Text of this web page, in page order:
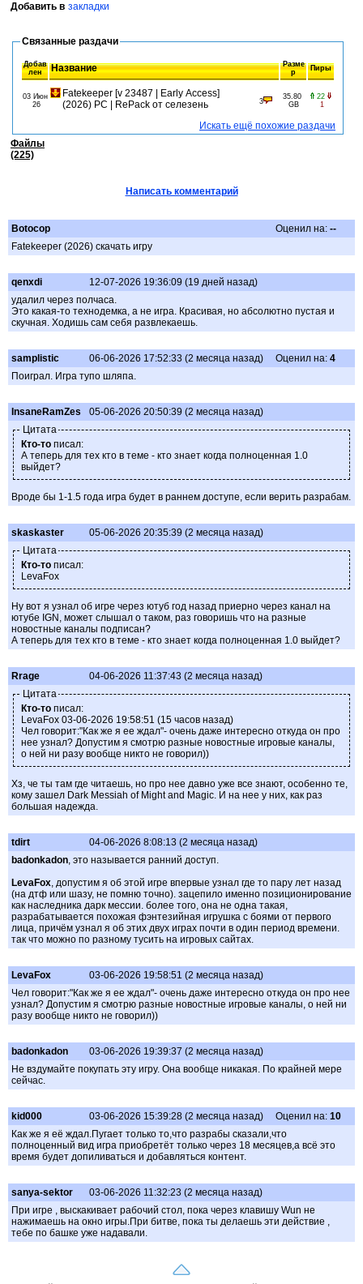
Добавить в закладки
Связанные раздачи
Добав
лен
Название
Разме
р
Пиры
03 Июн
26
Fatekeeper [v 23487 | Early Access]
(2026) PC | RePack от селезень
3
35.80
GB
22
1
Искать ещё похожие раздачи
Файлы
(225)
Написать комментарий
Botocop Оценил на: --
Fatekeeper (2026) скачать игру
qenxdi
12-07-2026 19:36:09 (19 дней назад)
удалил через полчаса.
Это какая-то технодемка, а не игра. Красивая, но абсолютно пустая и
скучная. Ходишь сам себя развлекаешь.
samplistic 06-06-2026 17:52:33 (2 месяца назад) Оценил на: 4
Поиграл. Игра тупо шляпа.
InsaneRamZes
05-06-2026 20:50:39 (2 месяца назад)
Цитата
Кто-то писал:
А теперь для тех кто в теме - кто знает когда полноценная 1.0
выйдет?
Вроде бы 1-1.5 года игра будет в раннем доступе, если верить разрабам.
skaskaster
05-06-2026 20:35:39 (2 месяца назад)
Цитата
Кто-то писал:
LevaFox
Ну вот я узнал об игре через ютуб год назад приерно через канал на
ютубе IGN, может слышал о таком, раз говоришь что на разные
новостные каналы подписан?
А теперь для тех кто в теме - кто знает когда полноценная 1.0 выйдет?
Rrage
04-06-2026 11:37:43 (2 месяца назад)
Цитата
Кто-то писал:
LevaFox 03-06-2026 19:58:51 (15 часов назад)
Чел говорит:"Как же я ее ждал"- очень даже интересно откуда он про
нее узнал? Допустим я смотрю разные новостные игровые каналы,
о ней ни разу вообще никто не говорил))
Хз, че ты там где читаешь, но про нее давно уже все знают, особенно те,
кому зашел Dark Messiah of Might and Magic. И на нее у них, как раз
большая надежда.
tdirt
04-06-2026 8:08:13 (2 месяца назад)
badonkadon, это называется ранний доступ.
LevaFox, допустим я об этой игре впервые узнал где то пару лет назад
(на дтф или шазу, не помню точно). зацепило именно позиционирование
как наследника дарк мессии. более того, она не одна такая,
разрабатывается похожая фэнтезийная игрушка с боями от первого
лица, причём узнал я об этих двух играх почти в один период времени.
так что можно по разному тусить на игровых сайтах.
LevaFox
03-06-2026 19:58:51 (2 месяца назад)
Чел говорит:"Как же я ее ждал"- очень даже интересно откуда он про нее
узнал? Допустим я смотрю разные новостные игровые каналы, о ней ни
разу вообще никто не говорил))
badonkadon
03-06-2026 19:39:37 (2 месяца назад)
Не вздумайте покупать эту игру. Она вообще никакая. По крайней мере
сейчас.
kid000 03-06-2026 15:39:28 (2 месяца назад) Оценил на: 10
Как же я её ждал.Пугает только то,что разрабы сказали,что
полноценный вид игра приобретёт только через 18 месяцев,а всё это
время будет допиливаться и добавляться контент.
sanya-sektor
03-06-2026 11:32:23 (2 месяца назад)
При игре , выскакивает рабочий стол, пока через клавишу Wun не
нажимаешь на окно игры.При битве, пока ты делаешь эти действие ,
тебе по башке уже надавали.